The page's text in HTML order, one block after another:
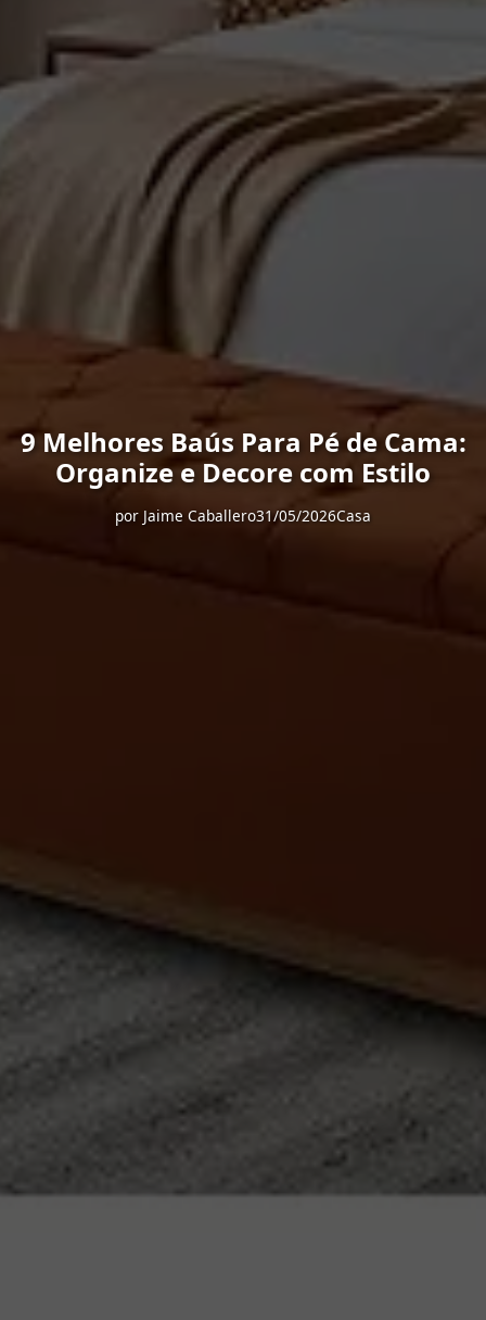
9 Melhores Baús Para Pé de Cama:
Organize e Decore com Estilo
por Jaime Caballero31/05/2026Casa